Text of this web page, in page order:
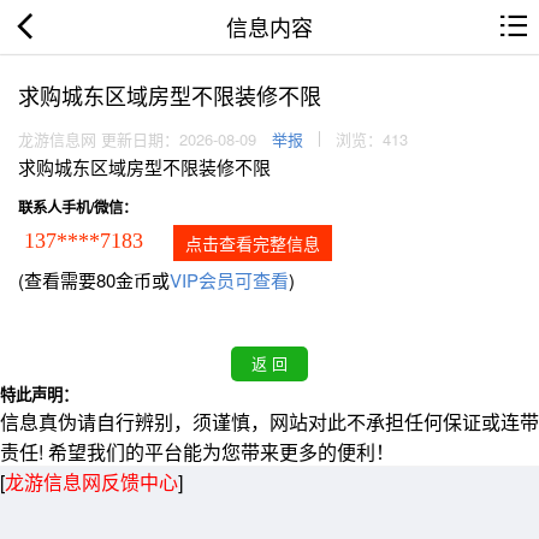
信息内容
求购城东区域房型不限装修不限
龙游信息网 更新日期：2026-08-09 举报 浏览：413
求购城东区域房型不限装修不限
联系人手机/微信：
137****7183 点击查看完整信息
(查看需要80金币或VIP会员可查看)
特此声明：
信息真伪请自行辨别，须谨慎，网站对此不承担任何保证或连带
责任! 希望我们的平台能为您带来更多的便利！
[龙游信息网反馈中心]